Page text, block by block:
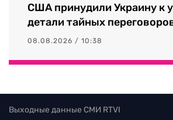
США принудили Украину к
детали тайных
08.08.2026 / 10:38
Выходные данные СМИ RTVI